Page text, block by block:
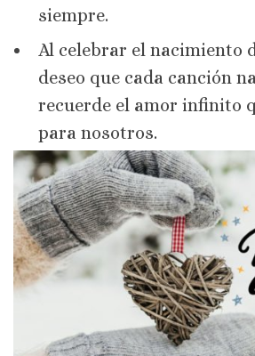
siempre.
Al celebrar el nacimiento
deseo que cada canción
recuerde el amor infinito
para nosotros.